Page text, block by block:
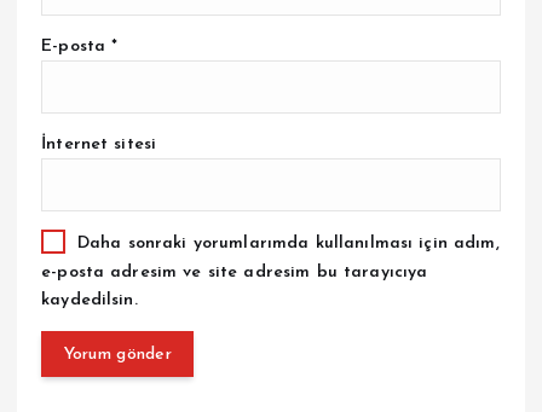
E-posta*
İnternet sitesi
Daha sonraki yorumlarımda kullanılması için adım,
e-posta adresim ve site adresim bu tarayıcıya
kaydedilsin.